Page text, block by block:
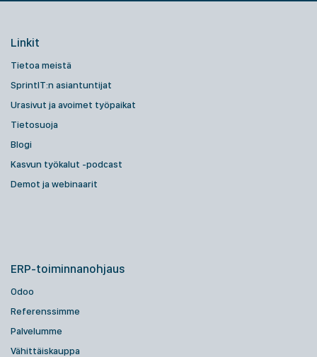
Linkit
Tietoa meistä
SprintIT:n asiantuntijat
Urasivut ja avoimet työpaikat
Tietosuoja
Blogi
Kasvun työkalut -podcast
Demot ja webinaarit
ERP-toiminnanohjaus
Odoo
Referenssimme
Palvelumme
Vähittäiskauppa